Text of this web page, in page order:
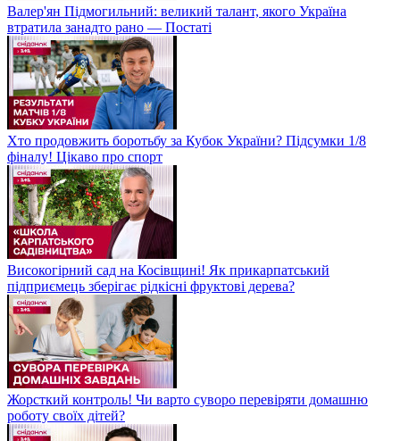
Валер'ян Підмогильний: великий талант, якого Україна
втратила занадто рано — Постаті
Хто продовжить боротьбу за Кубок України? Підсумки 1/8
фіналу! Цікаво про спорт
Високогірний сад на Косівщині! Як прикарпатський
підприємець зберігає рідкісні фруктові дерева?
Жорсткий контроль! Чи варто суворо перевіряти домашню
роботу своїх дітей?